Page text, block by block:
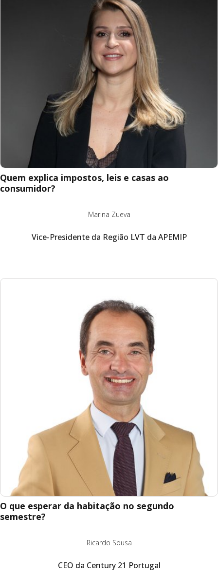
Quem explica impostos, leis e casas ao
consumidor?
Marina Zueva
Vice-Presidente da Região LVT da APEMIP
O que esperar da habitação no segundo
semestre?
Ricardo Sousa
CEO da Century 21 Portugal